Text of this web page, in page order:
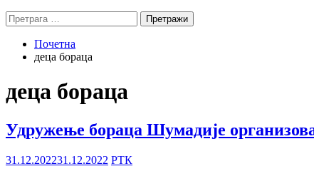
Претрага
за:
Почетна
деца бораца
деца бораца
Удружење бораца Шумадије
31.12.202231.12.2022 РТК